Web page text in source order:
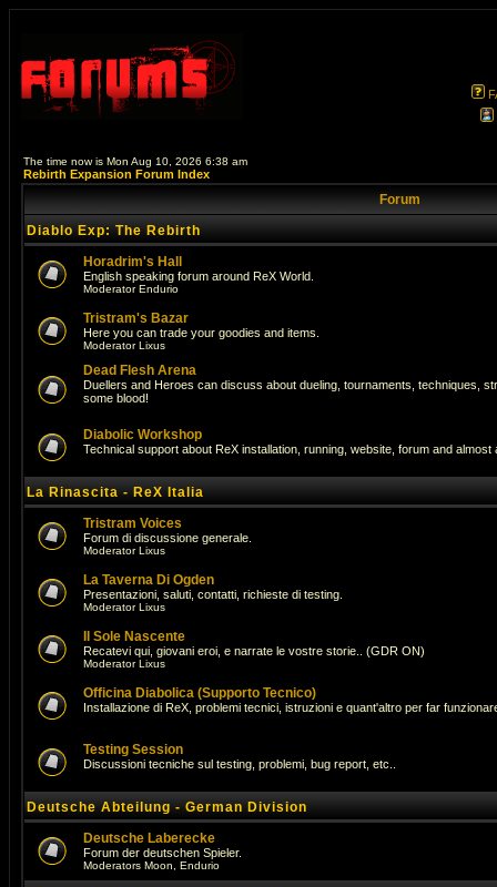
The time now is Mon Aug 10, 2026 6:38 am
Rebirth Expansion Forum Index
Forum
Diablo Exp: The Rebirth
Horadrim's Hall
English speaking forum around ReX World.
ModeratorEndurio
Tristram's Bazar
Here you can trade your goodies and items.
ModeratorLixus
Dead Flesh Arena
Duellers and Heroes can discuss about dueling, tournaments, techniques,
some blood!
Diabolic Workshop
Technical support about ReX installation, running, website, forum and
La Rinascita - ReX Italia
Tristram Voices
Forum di discussione generale.
ModeratorLixus
La Taverna Di Ogden
Presentazioni, saluti, contatti, richieste di testing.
ModeratorLixus
Il Sole Nascente
Recatevi qui, giovani eroi, e narrate le vostre storie.. (GDR ON)
ModeratorLixus
Officina Diabolica (Supporto Tecnico)
Installazione di ReX, problemi tecnici, istruzioni e quant'altro per far
Testing Session
Discussioni tecniche sul testing, problemi, bug report, etc..
Deutsche Abteilung - German Division
Deutsche Laberecke
Forum der deutschen Spieler.
Moderators Moon Endurio